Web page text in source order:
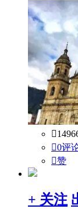

0评
赞
+ 关注